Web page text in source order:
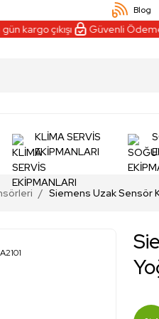
Blog
kargo çıkışı Güvenli Ödeme
KLİMA SERVİS
EKİPMANLARI
Siemens Uzak Sensör